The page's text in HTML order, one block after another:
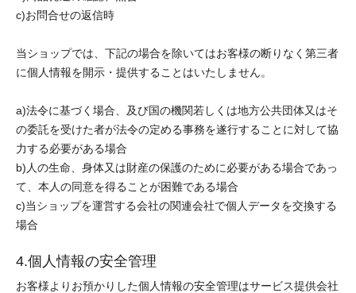
c)お問合せの返信時
当ショップでは、下記の場合を除いてはお客様の断りなく第三者
に個人情報を開示・提供することはいたしません。
a)法令に基づく場合、及び国の機関若しくは地方公共団体又はそ
の委託を受けた者が法令の定める事務を遂行することに対して協
力する必要がある場合
b)人の生命、身体又は財産の保護のために必要がある場合であっ
て、本人の同意を得ることが困難である場合
c)当ショップを運営する会社の関連会社で個人データを交換する
場合
4.個人情報の安全管理
お客様よりお預かりした個人情報の安全管理はサービス提供会社